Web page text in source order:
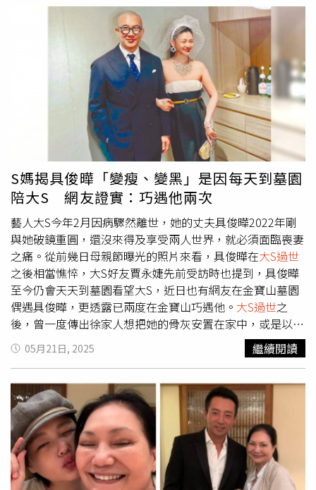
時候，媽媽就打開我房間的門，就看到這幅作品，她就說
『oh my god！姨媽一定會非常喜歡』，結果我們兩個就窩
在這個畫前，邊哭邊聊了好久啊。」而在獵人的系列作品
中，黃色頭髮的「Barbie」以大S英文名命名，藏著Lily對姨
媽的愛。而Lily自己則最喜歡「Star girl」，「因為star girl
就是我自己，我想對大家說，每個人都是獨一無二的星星，
我們都有自己的亮點，在面對困難、面對黑暗時，我們只會
更加閃亮，所以要繼續追求我們的夢想。」Lily也表示未來
想繼續走藝術這條路。大S過世後出的「Barbie」（左2）以
大S英文名命名。（圖／侯世駿攝）作為本次展覽策展人，
李承道以其深厚的國際藝術實踐背景與跨界策展經驗，為
Lily首次個展注入嶄新觀看維度。李承道曾於2009年獲得村
上隆主辦的Geisai藝術大獎，成為當年度唯一受村上隆代理
的台灣藝術家，並在東京、倫敦、香港等國際藝壇嶄露頭
角。近年更與導演廖人帥、作家方文山合作多部藝術影像與
跨域創作，並積極投身青年藝術推廣與視覺文化實踐。李承
道直言：「我教過超過1200位藝術系學生，但像Lily這樣，
年僅17歲就擁有明確視角、豐沛創作能量與自我語彙掌握力
的創作者極為罕見，Lily許韶恩在創作道路上可謂是充滿前
景的青年藝術家。」本次展覽也特別推出《Deby系列｜
Deby小版畫》絹印作品，限量發售 100張，每張皆由Lily許
韶恩親筆簽名，作為首次個展的珍藏紀錄。Deby作為Lily筆
下最具代表性的角色之一，象徵著甜美與主體意識的交錯張
力，此次以絹印方式重現，呈現出不同於原作的細膩質地與
視覺層次，讓喜愛她創作語彙的觀眾，也能將這份凝視帶回
日常收藏。
媽媽真的好想妳，我也好想妳。可是我要好好照顧媽媽，如
果我沒做到，妳應該又會說：『徐熙娣，妳都幾歲了，還不
會照顧媽媽？』」真摯文字讓網友感動落淚，藝人朋友與粉
絲也紛紛留言打氣。然而在發文後，小S便未再更新近況，
顯見仍深陷喪姊之痛。而大S走後，S媽多次在社群上抒發心
情，深夜她發文表示，小S不希望她在晚上10點多時，跟臉
書朋友們互動，因為這段時間是她傷心、哭泣的時刻，S媽
無奈問：「那我70多歲了半夜三更，我能幹什麼，就是哭
嗎？」而後相隔10多分鐘，S媽再度發文寫著「好想我的心
肝寶貝喔！」令大批網友鼻酸，紛紛留言安慰S媽，「阿姨
您要加油～大S永遠都在您身邊」、「徐媽媽，我會很捨不
得你的眼淚，小S的眼淚，小S大姐的眼淚，你們要多保重，
你們是那麼善良的一家人」、「晚上是情緒最濃的時候，人
會變得反覆無常，難以控制，這段時間您就盡情的發洩吧，
想哭就不要壓抑，講再多，也需要時間來治癒您」、「好心
疼徐媽，抱抱徐媽」、「徐媽媽你還有兩個寶貝女兒和六個
可愛懂事的孫孫，照顧好自己，才能讓孩子們安心，加油，
我們都支持你。」
S媽揭具俊曄「變瘦、變黑」是因每天到墓園
陪大S 網友證實：巧遇他兩次
藝人大S今年2月因病驟然離世，她的丈夫具俊曄2022年剛
與她破鏡重圓，還沒來得及享受兩人世界，就必須面臨喪妻
之痛。從前幾日母親節曝光的照片來看，具俊曄在大S過世
之後相當憔悴，大S好友賈永婕先前受訪時也提到，具俊曄
至今仍會天天到墓園看望大S，近日也有網友在金寶山墓園
偶遇具俊曄，更透露已兩度在金寶山巧遇他。 大S過世之
後，曾一度傳出徐家人想把她的骨灰安置在家中，或是以樹
葬方式下葬，在具俊曄的堅持下，大S的骨灰最終安葬於金
寶山玫瑰園，並於3月15日完成下葬儀式。大S的好友賈永
婕，日前出席公益活動受訪時透露「S媽說他（具俊曄）每
天都去金寶山看大S，現在還在很傷痛的修復期。」賈永婕
也表示具俊曄正著手設計大S的紀念銅像，預計在大S過世
周年前可以完成。從母親節曝光的小S一家與S媽、具俊曄的
合照可以看到，面頰消瘦，看起來相當憔悴。S媽就坦言，
具俊曄最近變瘦、變黑，都是因為去墓園陪伴大S。同樣葬
在金寶山的名人還有鄧麗君、嚴凱泰等人，天后李玟也有紀
05月21日, 2025 繼續閱讀